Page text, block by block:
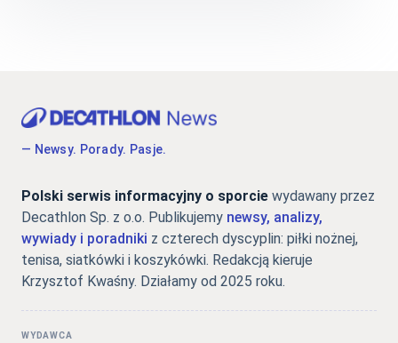
— Newsy. Porady. Pasje.
Polski serwis informacyjny o sporcie wydawany przez
Decathlon Sp. z o.o. Publikujemy newsy, analizy,
wywiady i poradniki z czterech dyscyplin: piłki nożnej,
tenisa, siatkówki i koszykówki. Redakcją kieruje
Krzysztof Kwaśny. Działamy od 2025 roku.
WYDAWCA